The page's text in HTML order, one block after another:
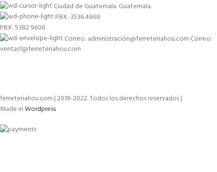
Ciudad de Guatemala. Guatemala.
PBX: 3536 4869
PBX: 5382 9600
Correo: administración@ferreteriahou.com Correo:
ventas1@ferreteriahou.com
ferreteriahou.com | 2018-2022. Todos los derechos reservados |
Made inWordpress